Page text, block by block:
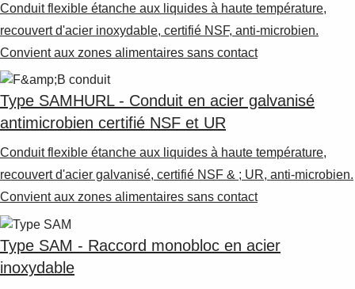
Conduit flexible étanche aux liquides à haute température,
recouvert d'acier inoxydable, certifié NSF, anti-microbien.
Convient aux zones alimentaires sans contact
Type SAMHURL - Conduit en acier galvanisé
antimicrobien certifié NSF et UR
Conduit flexible étanche aux liquides à haute température,
recouvert d'acier galvanisé, certifié NSF & ; UR, anti-microbien.
Convient aux zones alimentaires sans contact
Type SAM - Raccord monobloc en acier
inoxydable